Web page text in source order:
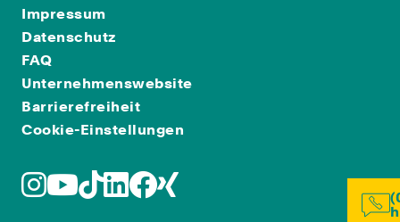
Impressum
Datenschutz
FAQ
Unternehmenswebsite
Barrierefreiheit
Cookie-Einstellungen